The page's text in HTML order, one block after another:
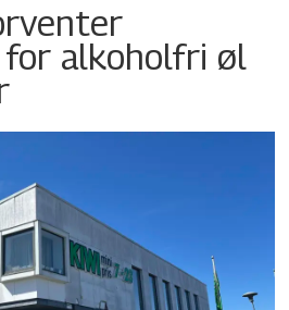
for alkoholfri øl